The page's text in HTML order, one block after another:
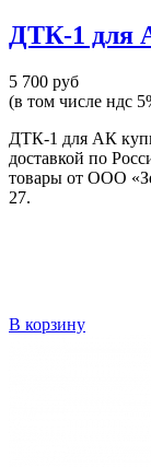
ДТК-1 для
5 700 руб
(в том числе ндс
ДТК-1 для АК
доставкой по
товары от ООО
27.
В корзину